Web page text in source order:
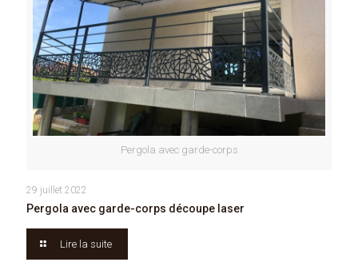
Pergola avec garde-corps
29 juillet 2022
Pergola avec garde-corps découpe laser
Lire la suite